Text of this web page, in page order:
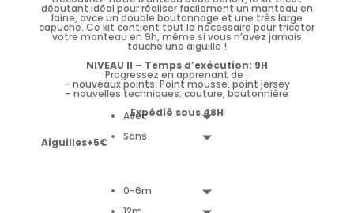
débutant idéal pour réaliser facilement un manteau en
laine, avce un double boutonnage et une très large
capuche. Ce kit contient tout le nécessaire pour tricoter
votre manteau en 9h, même si vous n’avez jamais
touché une aiguille !
NIVEAU II – Temps d’exécution: 9H
Progressez en apprenant de :
– nouveaux points: Point mousse, point jersey
– nouvelles techniques: couture, boutonnière
Expédié sous 48H
Aiguilles+5€
Avec
Sans
0-6m